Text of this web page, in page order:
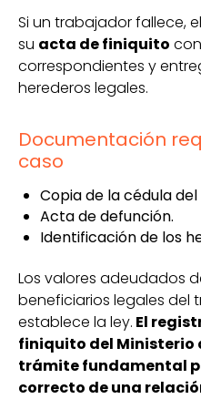
Si un trabajador fallece,
su acta de finiquito
correspondientes y
herederos legales.
Documentación
caso
Copia de la cédula
Acta de defunción.
Identificación de los
Los valores adeudados
beneficiarios legales del
establece la ley. El
finiquito del Ministerio
trámite fundamental
correcto de una